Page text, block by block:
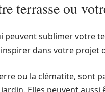
terrasse ou
sublimer votre
dans votre projet
ou la clématite, sont